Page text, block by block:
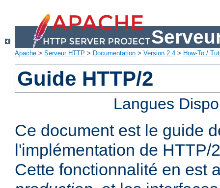
Apache > Serveur HTTP > Documentation > Version 2.4 > How-To /
Guide HTTP/2
Langues
Ce document est le guide
l'implémentation de HTTP/
Cette fonctionnalité en est